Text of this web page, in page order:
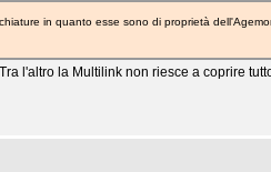
in quanto esse sono di proprietà
l'altro la Multilink non riesce a coprire